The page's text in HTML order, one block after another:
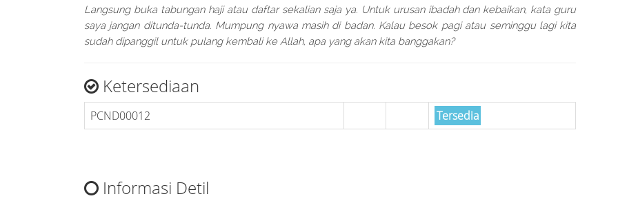
Langsung buka tabungan haji atau daftar sekalian saja ya. Untuk urusan ibadah dan kebaikan, kata guru
saya jangan ditunda-tunda. Mumpung nyawa masih di badan. Kalau besok pagi atau seminggu lagi kita
sudah dipanggil untuk pulang kembali ke Allah, apa yang akan kita banggakan?
Ketersediaan
PCND00012 Tersedia
Informasi Detil